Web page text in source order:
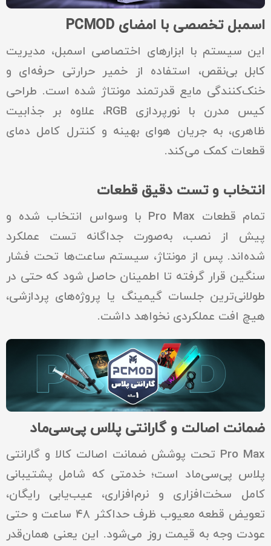
اسمبل تخصصی با امضای PCMOD
این سیستم با ابزارهای اختصاصی اسمبل، مدیریت
کابل بی‌نقص، استفاده از خمیر حرارتی حرفه‌ای و
خنک‌کنندگی مایع قدرتمند مونتاژ شده است. طراحی
کیس مدرن با نورپردازی RGB، علاوه بر جذابیت
ظاهری، به جریان هوای بهینه و کنترل کامل دمای
قطعات کمک می‌کند.
انتخاب و تست دقیق قطعات
تمام قطعات Pro Max با وسواس انتخاب شده و
پیش از نصب، به‌صورت جداگانه تست عملکرد
شده‌اند. پس از مونتاژ، سیستم ساعت‌ها تحت فشار
سنگین قرار گرفته تا اطمینان حاصل شود که حتی در
طولانی‌ترین جلسات گیمینگ یا پروژه‌های پردازشی،
هیچ افت عملکردی نخواهد داشت.
ضمانت اصالت و گارانتی پلاس پی‌سی‌ماد
Pro Max تحت پوشش ضمانت اصالت کالا و گارانتی
پلاس پی‌سی‌ماد است؛ خدمتی که شامل پشتیبانی
کامل سخت‌افزاری و نرم‌افزاری، عیب‌یابی رایگان،
تعویض قطعه معیوب ظرف حداکثر ۴۸ ساعت و حتی
عودت وجه به قیمت روز می‌شود. این یعنی همان‌قدر